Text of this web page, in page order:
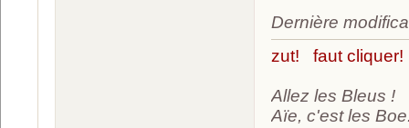
Dernière
zut! faut cliquer!
Allez les Bleus !
Aïe, c'est les